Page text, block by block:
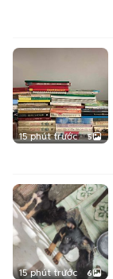
15 phút trước 5
15 phút trước 6